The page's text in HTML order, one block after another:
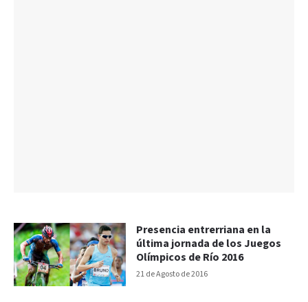
21 de Agosto de 2016
Presencia entrerriana en la
última jornada de los Juegos
Olímpicos de Río 2016